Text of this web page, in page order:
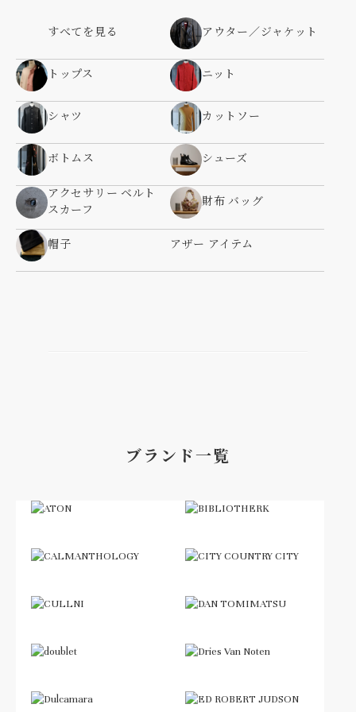
すべてを見る アウター／ジャケット
トップス ニット
シャツ カットソー
ボトムス シューズ
アクセサリー ベルト
スカーフ
財布 バッグ
帽子 アザー アイテム
ブランド一覧